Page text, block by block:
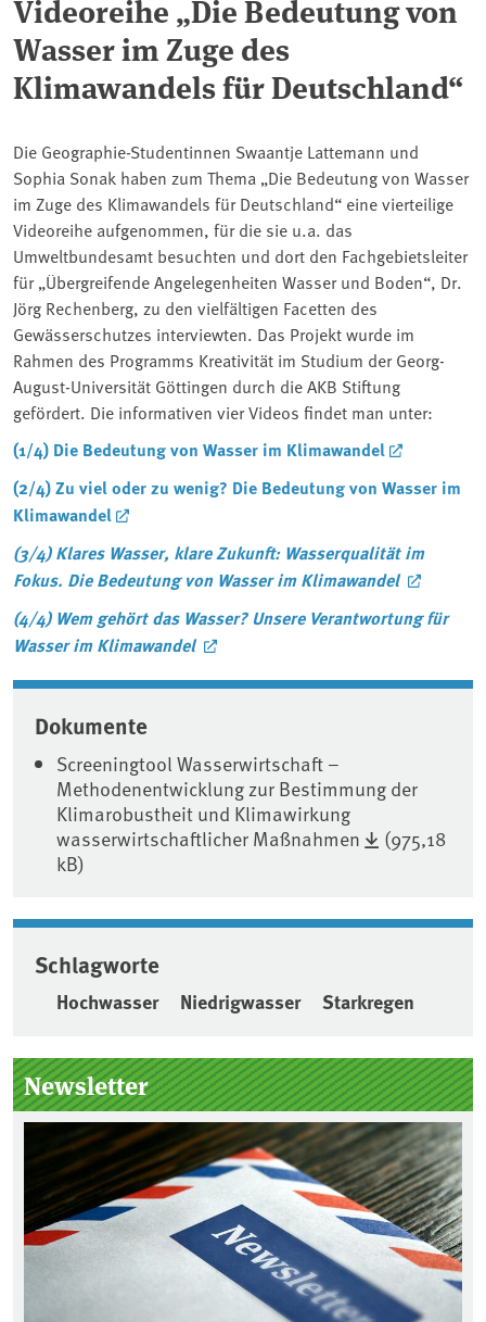
Videoreihe „Die Bedeutung von
Wasser im Zuge des
Klimawandels für Deutschland“
Die Geographie-Studentinnen Swaantje Lattemann und
Sophia Sonak haben zum Thema „Die Bedeutung von Wasser
im Zuge des Klimawandels für Deutschland“ eine vierteilige
Videoreihe aufgenommen, für die sie u.a. das
Umweltbundesamt besuchten und dort den Fachgebietsleiter
für „Übergreifende Angelegenheiten Wasser und Boden“, Dr.
Jörg Rechenberg, zu den vielfältigen Facetten des
Gewässerschutzes interviewten. Das Projekt wurde im
Rahmen des Programms Kreativität im Studium der Georg-
August-Universität Göttingen durch die AKB Stiftung
gefördert. Die informativen vier Videos findet man unter:
(1/4) Die Bedeutung von Wasser im Klimawandel
(2/4) Zu viel oder zu wenig? Die Bedeutung von Wasser im
Klimawandel
(3/4) Klares Wasser, klare Zukunft: Wasserqualität im
Fokus. Die Bedeutung von Wasser im Klimawandel
(4/4) Wem gehört das Wasser? Unsere Verantwortung für
Wasser im Klimawandel
Associated content
Dokumente
Screeningtool Wasserwirtschaft –
Methodenentwicklung zur Bestimmung der
Klimarobustheit und Klimawirkung
wasserwirtschaftlicher Maßnahmen
(975,18
kB)
Schlagworte
Hochwasser Niedrigwasser Starkregen
Seitenleiste
Newsletter